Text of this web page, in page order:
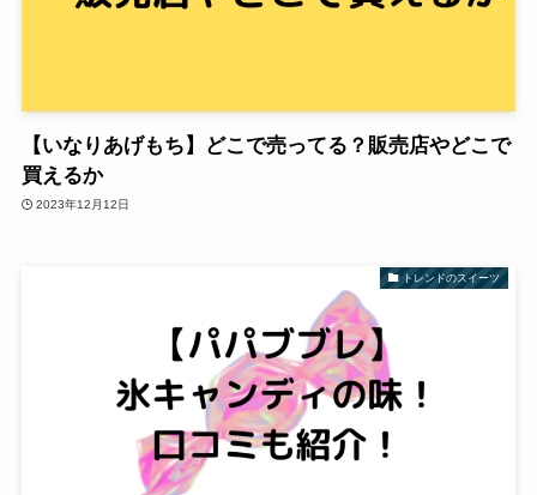
【いなりあげもち】どこで売ってる？販売店やどこで
買えるか
2023年12月12日
トレンドのスイーツ